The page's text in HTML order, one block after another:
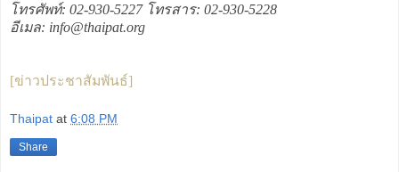
โทรศัพท์: 02-930-5227 โทรสาร: 02-930-5228
อีเมล: info@thaipat.org
[ข่าวประชาสัมพันธ์]
Thaipat at 6:08 PM
Share